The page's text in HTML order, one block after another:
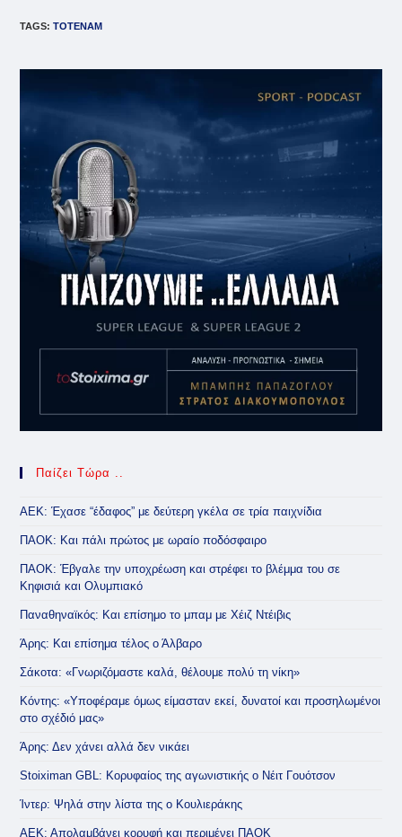
TAGS:ΤΟΤΕΝΑΜ
Παίζει Τώρα ..
ΑΕΚ: Έχασε “έδαφος” με δεύτερη γκέλα σε τρία παιχνίδια
ΠΑΟΚ: Και πάλι πρώτος με ωραίο ποδόσφαιρο
ΠΑΟΚ: Έβγαλε την υποχρέωση και στρέφει το βλέμμα του σε
Κηφισιά και Ολυμπιακό
Παναθηναϊκός: Και επίσημο το μπαμ με Χέιζ Ντέιβις
Άρης: Και επίσημα τέλος ο Άλβαρο
Σάκοτα: «Γνωριζόμαστε καλά, θέλουμε πολύ τη νίκη»
Κόντης: «Υποφέραμε όμως είμασταν εκεί, δυνατοί και προσηλωμένοι
στο σχέδιό μας»
Άρης: Δεν χάνει αλλά δεν νικάει
Stoiximan GBL: Κορυφαίος της αγωνιστικής ο Νέιτ Γουότσον
Ίντερ: Ψηλά στην λίστα της ο Κουλιεράκης
ΑΕΚ: Απολαμβάνει κορυφή και περιμένει ΠΑΟΚ